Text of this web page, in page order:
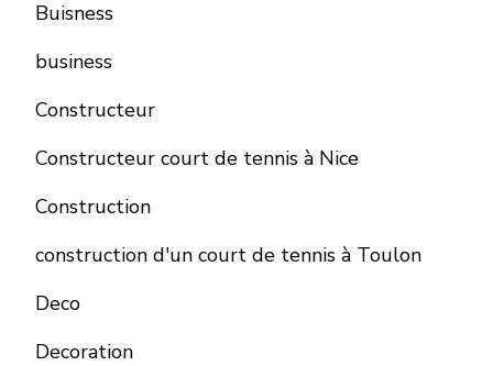
Buisness
business
Constructeur
Constructeur court de tennis à Nice
Construction
construction d'un court de tennis à Toulon
Deco
Decoration